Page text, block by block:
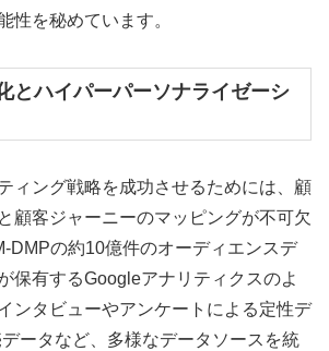
性を秘めています。
とハイパーパーソナライゼーシ
ィング戦略を成功させるためには、顧
顧客ジャーニーのマッピングが不可欠
DMPの約10億件のオーディエンスデ
保有するGoogleアナリティクスのよ
ンタビューやアンケートによる定性デ
ータなど、多様なデータソースを統